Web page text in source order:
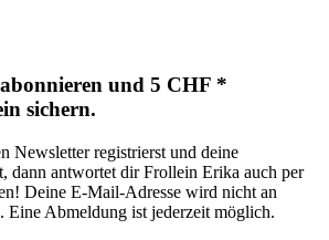
und 5 CHF *
sichern.
Newsletter registrierst und deine
dann antwortet dir Frollein Erika auch per
Deine E-Mail-Adresse wird nicht an
Eine Abmeldung ist jederzeit möglich.